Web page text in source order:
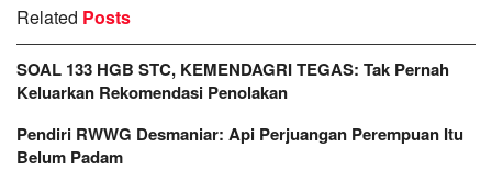
Related Posts
SOAL 133 HGB STC, KEMENDAGRI TEGAS: Tak Pernah
Keluarkan Rekomendasi Penolakan
Pendiri RWWG Desmaniar: Api Perjuangan Perempuan Itu
Belum Padam